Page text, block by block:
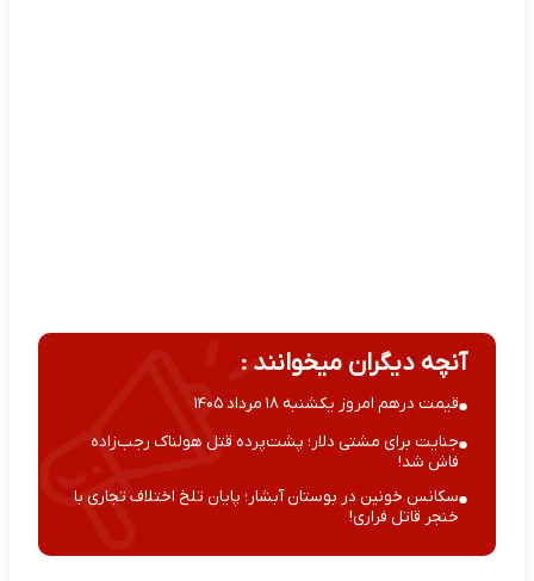
آنچه دیگران میخوانند :
قیمت درهم امروز یکشنبه ۱۸ مرداد ۱۴۰۵
جنایت برای مشتی دلار؛ پشت‌پرده قتل هولناک رجب‌زاده
فاش شد!
سکانس خونین در بوستان آبشار؛ پایان تلخ اختلاف تجاری با
خنجر قاتل فراری!